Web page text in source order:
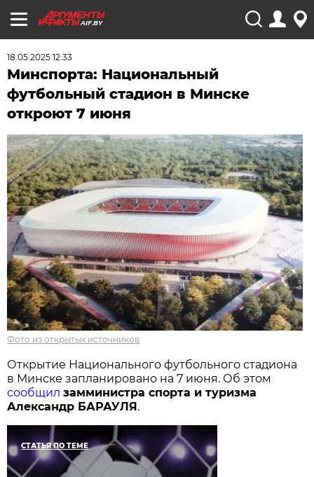
AIF.BY
18.05.2025 12:33
Минспорта: Национальный
футбольный стадион в Минске
откроют 7 июня
Фото из открытых источников
Открытие Национального футбольного стадиона
в Минске запланировано на 7 июня. Об этом
сообщил замминистра спорта и туризма
Александр БАРАУЛЯ.
СТАТЬЯ ПО ТЕМЕ